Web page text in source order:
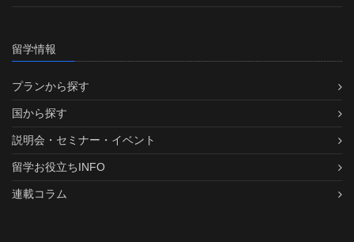
留学情報
プランから探す
国から探す
説明会・セミナー・イベント
留学お役立ちINFO
連載コラム